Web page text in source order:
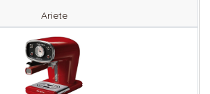
Ariete